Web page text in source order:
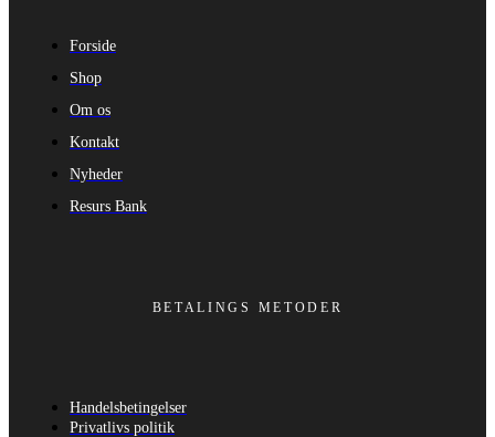
Forside
Shop
Om os
Kontakt
Nyheder
Resurs Bank
BETALINGS METODER
Handelsbetingelser
Privatlivs politik